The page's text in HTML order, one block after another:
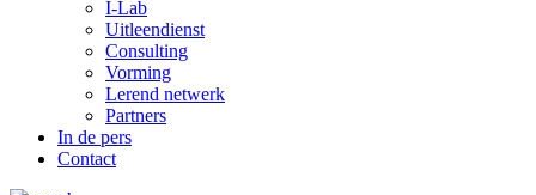
I-Lab
Uitleendienst
Consulting
Vorming
Lerend netwerk
Partners
In de pers
Contact